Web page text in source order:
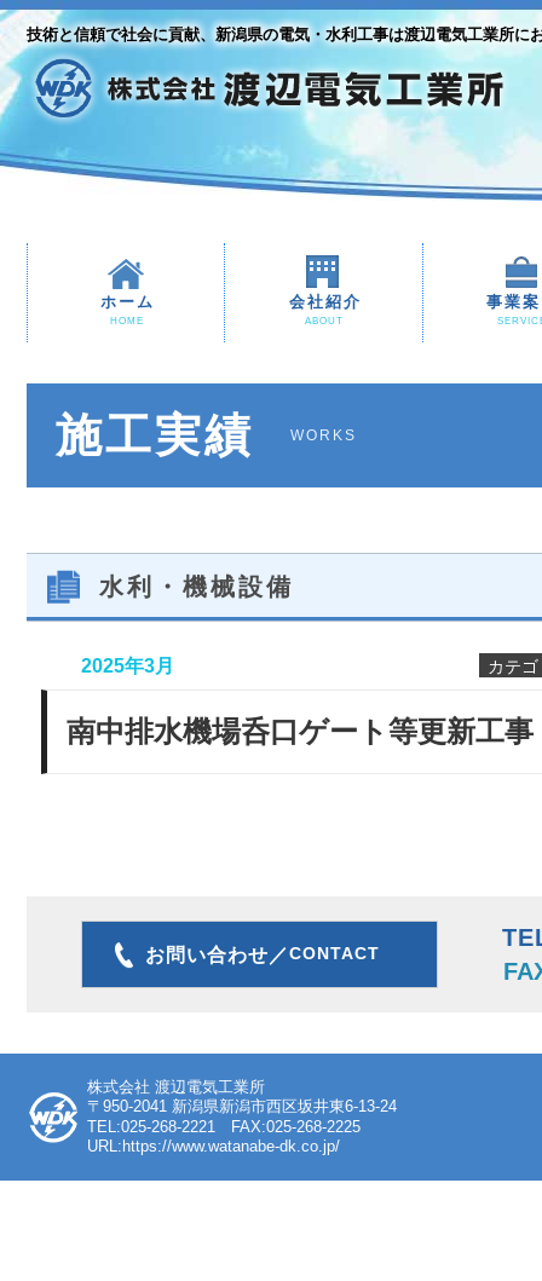
技術と信頼で社会に貢献、新潟県の電気・水利工事は渡辺電気工業所に
ホーム
HOME
会社紹介
ABOUT
事業
施工実績 WORKS
水利・機械設備
2025年3月 カテゴ
南中排水機場呑口ゲート等更新工事
お問い合わせ／CONTACT
株式会社 渡辺電気工業所
〒950-2041 新潟県新潟市西区坂井東6-13-24
TEL:025-268-2221 FAX:025-268-2225
URL:https://www.watanabe-dk.co.jp/